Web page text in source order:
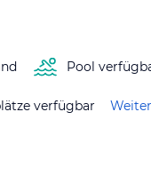
Pool
verfügbar